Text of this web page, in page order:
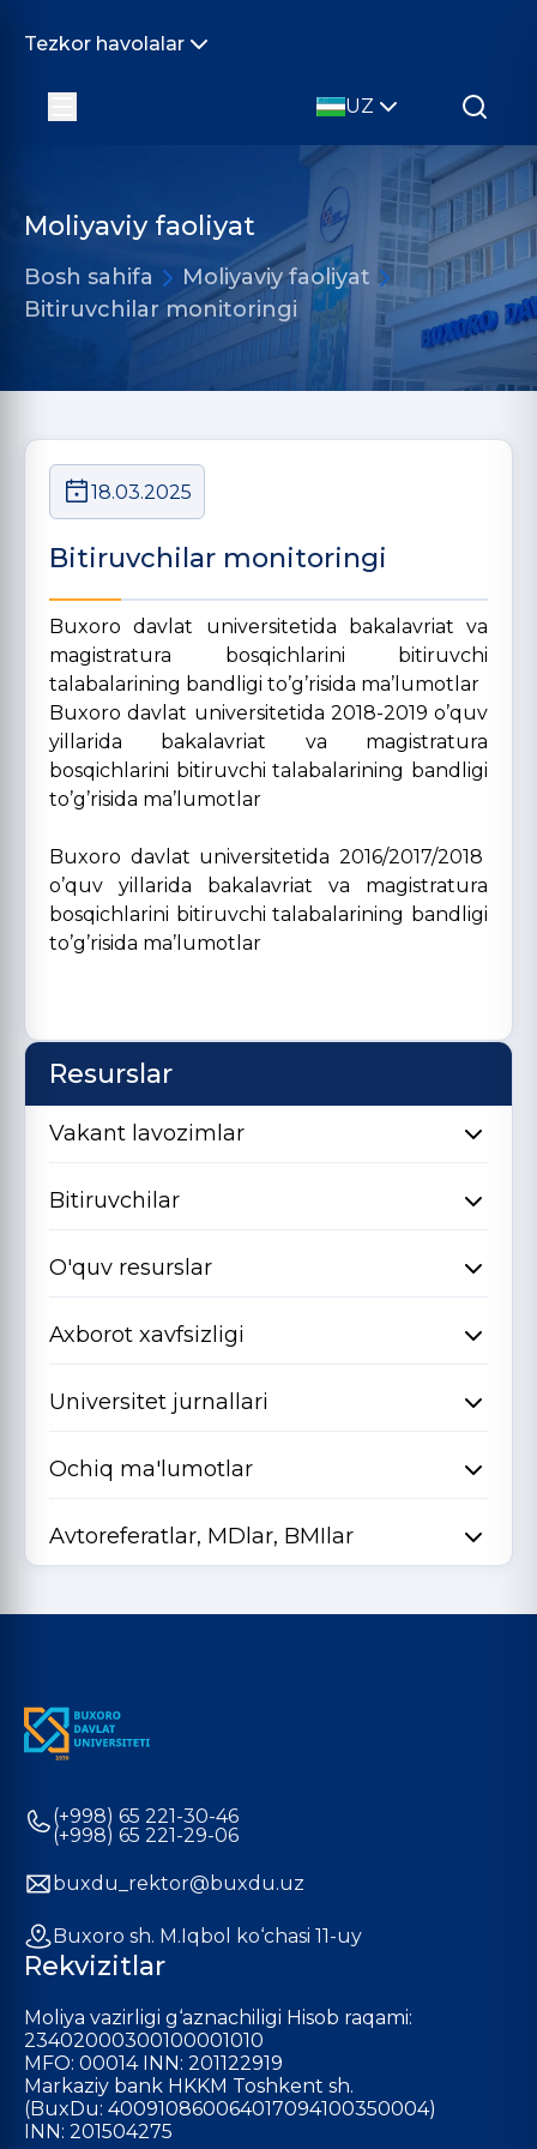
Tezkor havolalar
UZ
Moliyaviy faoliyat
Bosh sahifa
Moliyaviy faoliyat
Bitiruvchilar monitoringi
18.03.2025
Bitiruvchilar monitoringi
Buxoro davlat universitetida bakalavriat va
magistratura bosqichlarini bitiruvchi
talabalarining bandligi to’g’risida ma’lumotlar
Buxoro davlat universitetida 2018-2019 o’quv
yillarida bakalavriat va magistratura
bosqichlarini bitiruvchi talabalarining bandligi
to’g’risida ma’lumotlar
Buxoro davlat universitetida 2016/2017/2018
o’quv yillarida bakalavriat va magistratura
bosqichlarini bitiruvchi talabalarining bandligi
to’g’risida ma’lumotlar
Resurslar
Vakant lavozimlar
Bitiruvchilar
O'quv resurslar
Axborot xavfsizligi
Universitet jurnallari
Ochiq ma'lumotlar
Avtoreferatlar, MDlar, BMIlar
(+998) 65 221-30-46
(+998) 65 221-29-06
buxdu_rektor@buxdu.uz
Buxoro sh. M.Iqbol ko‘chasi 11-uy
Rekvizitlar
Moliya vazirligi g‘aznachiligi Hisob raqami:
23402000300100001010
MFO: 00014 INN: 201122919
Markaziy bank HKKM Toshkent sh.
(BuxDu: 400910860064017094100350004)
INN: 201504275